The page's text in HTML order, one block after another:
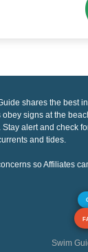
shares the best
obey signs at the
alert and check
and tides.
so Affiliates
Swim